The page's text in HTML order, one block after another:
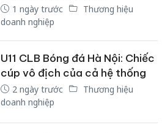
1 ngày trước
Thương hiệu
doanh nghiệp
U11 CLB Bóng đá Hà Nội: Chiếc
cúp vô địch của cả hệ thống
2 ngày trước
Thương hiệu
doanh nghiệp